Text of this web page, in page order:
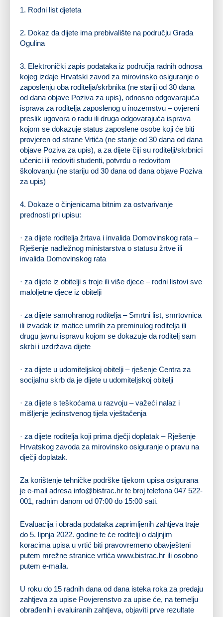
1. Rodni list djeteta
2. Dokaz da dijete ima prebivalište na području Grada
Ogulina
3. Elektronički zapis podataka iz područja radnih odnosa
kojeg izdaje Hrvatski zavod za mirovinsko osiguranje o
zaposlenju oba roditelja/skrbnika (ne stariji od 30 dana
od dana objave Poziva za upis), odnosno odgovarajuća
isprava za roditelja zaposlenog u inozemstvu – ovjereni
preslik ugovora o radu ili druga odgovarajuća isprava
kojom se dokazuje status zaposlene osobe koji će biti
provjeren od strane Vrtića (ne starije od 30 dana od dana
objave Poziva za upis), a za dijete čiji su roditelji/skrbnici
učenici ili redoviti studenti, potvrdu o redovitom
školovanju (ne stariju od 30 dana od dana objave Poziva
za upis)
4. Dokaze o činjenicama bitnim za ostvarivanje
prednosti pri upisu:
· za dijete roditelja žrtava i invalida Domovinskog rata –
Rješenje nadležnog ministarstva o statusu žrtve ili
invalida Domovinskog rata
· za dijete iz obitelji s troje ili više djece – rodni listovi sve
maloljetne djece iz obitelji
· za dijete samohranog roditelja – Smrtni list, smrtovnica
ili izvadak iz matice umrlih za preminulog roditelja ili
drugu javnu ispravu kojom se dokazuje da roditelj sam
skrbi i uzdržava dijete
· za dijete u udomiteljskoj obitelji – rješenje Centra za
socijalnu skrb da je dijete u udomiteljskoj obitelji
· za dijete s teškoćama u razvoju – važeći nalaz i
mišljenje jedinstvenog tijela vještačenja
· za dijete roditelja koji prima dječji doplatak – Rješenje
Hrvatskog zavoda za mirovinsko osiguranje o pravu na
dječji doplatak.
Za korištenje tehničke podrške tijekom upisa osigurana
je e-mail adresa info@bistrac.hr te broj telefona 047 522-
001, radnim danom od 07:00 do 15:00 sati.
Evaluacija i obrada podataka zaprimljenih zahtjeva traje
do 5. lipnja 2022. godine te će roditelji o daljnjim
koracima upisa u vrtić biti pravovremeno obavješteni
putem mrežne stranice vrtića www.bistrac.hr ili osobno
putem e-maila.
U roku do 15 radnih dana od dana isteka roka za predaju
zahtjeva za upise Povjerenstvo za upise će, na temelju
obrađenih i evaluiranih zahtjeva, objaviti prve rezultate